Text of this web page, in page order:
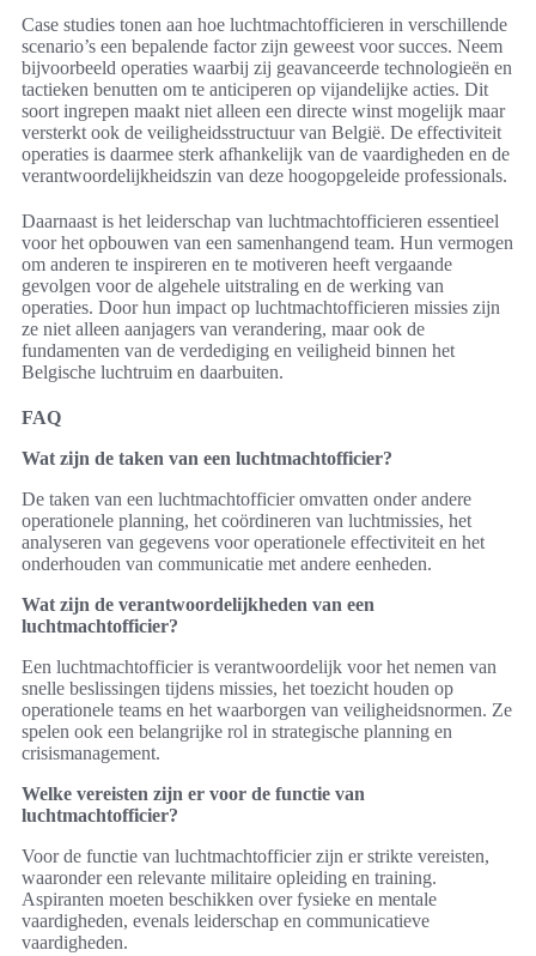
Case studies tonen aan hoe luchtmachtofficieren in verschillende
scenario’s een bepalende factor zijn geweest voor succes. Neem
bijvoorbeeld operaties waarbij zij geavanceerde technologieën en
tactieken benutten om te anticiperen op vijandelijke acties. Dit
soort ingrepen maakt niet alleen een directe winst mogelijk maar
versterkt ook de veiligheidsstructuur van België. De effectiviteit
operaties is daarmee sterk afhankelijk van de vaardigheden en de
verantwoordelijkheidszin van deze hoogopgeleide professionals.
Daarnaast is het leiderschap van luchtmachtofficieren essentieel
voor het opbouwen van een samenhangend team. Hun vermogen
om anderen te inspireren en te motiveren heeft vergaande
gevolgen voor de algehele uitstraling en de werking van
operaties. Door hun impact op luchtmachtofficieren missies zijn
ze niet alleen aanjagers van verandering, maar ook de
fundamenten van de verdediging en veiligheid binnen het
Belgische luchtruim en daarbuiten.
FAQ
Wat zijn de taken van een luchtmachtofficier?
De taken van een luchtmachtofficier omvatten onder andere
operationele planning, het coördineren van luchtmissies, het
analyseren van gegevens voor operationele effectiviteit en het
onderhouden van communicatie met andere eenheden.
Wat zijn de verantwoordelijkheden van een
luchtmachtofficier?
Een luchtmachtofficier is verantwoordelijk voor het nemen van
snelle beslissingen tijdens missies, het toezicht houden op
operationele teams en het waarborgen van veiligheidsnormen. Ze
spelen ook een belangrijke rol in strategische planning en
crisismanagement.
Welke vereisten zijn er voor de functie van
luchtmachtofficier?
Voor de functie van luchtmachtofficier zijn er strikte vereisten,
waaronder een relevante militaire opleiding en training.
Aspiranten moeten beschikken over fysieke en mentale
vaardigheden, evenals leiderschap en communicatieve
vaardigheden.